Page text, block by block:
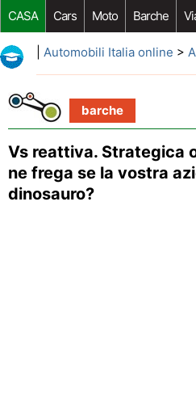
CASA Cars Moto Barche
Riparazione Auto Acquisto Auto
Automobili Italia online >
barche
Vs reattiva. Strategica
ne frega se la vostra
dinosauro?